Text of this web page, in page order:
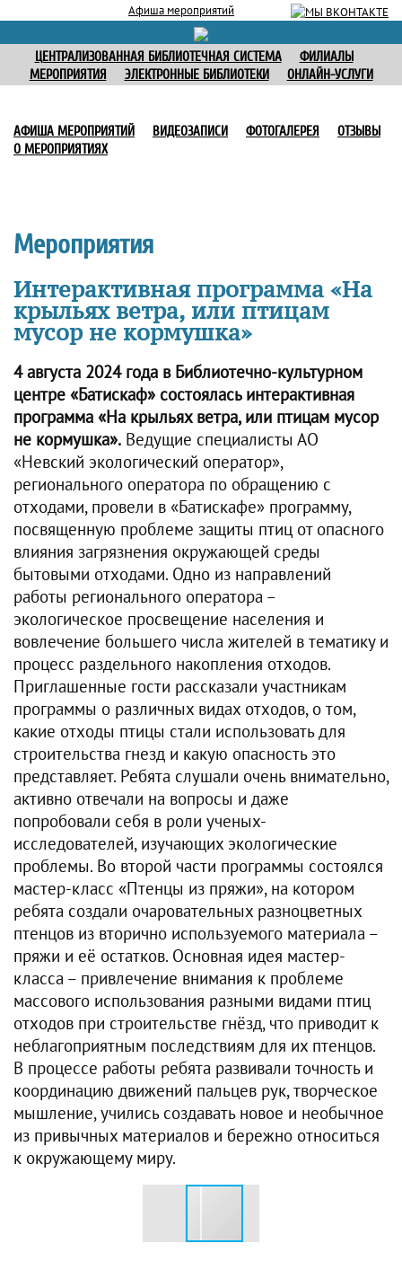
Афиша мероприятий
ЦЕНТРАЛИЗОВАННАЯ БИБЛИОТЕЧНАЯ СИСТЕМА
ФИЛИАЛЫ
МЕРОПРИЯТИЯ
ЭЛЕКТРОННЫЕ БИБЛИОТЕКИ ОНЛАЙН-УСЛУГИ
АФИША МЕРОПРИЯТИЙ ВИДЕОЗАПИСИ ФОТОГАЛЕРЕЯ
ОТЗЫВЫ
О МЕРОПРИЯТИЯХ
Мероприятия
Интерактивная программа «На
крыльях ветра, или птицам
мусор не кормушка»
4 августа 2024 года в Библиотечно-культурном
центре «Батискаф» состоялась интерактивная
программа «На крыльях ветра, или птицам мусор
не кормушка». Ведущие специалисты АО
«Невский экологический оператор»,
регионального оператора по обращению с
отходами, провели в «Батискафе» программу,
посвященную проблеме защиты птиц от опасного
влияния загрязнения окружающей среды
бытовыми отходами. Одно из направлений
работы регионального оператора –
экологическое просвещение населения и
вовлечение большего числа жителей в тематику и
процесс раздельного накопления отходов.
Приглашенные гости рассказали участникам
программы о различных видах отходов, о том,
какие отходы птицы стали использовать для
строительства гнезд и какую опасность это
представляет. Ребята слушали очень внимательно,
активно отвечали на вопросы и даже
попробовали себя в роли ученых-
исследователей, изучающих экологические
проблемы. Во второй части программы состоялся
мастер-класс «Птенцы из пряжи», на котором
ребята создали очаровательных разноцветных
птенцов из вторично используемого материала –
пряжи и её остатков. Основная идея мастер-
класса – привлечение внимания к проблеме
массового использования разными видами птиц
отходов при строительстве гнёзд, что приводит к
неблагоприятным последствиям для их птенцов.
В процессе работы ребята развивали точность и
координацию движений пальцев рук, творческое
мышление, учились создавать новое и необычное
из привычных материалов и бережно относиться
к окружающему миру.